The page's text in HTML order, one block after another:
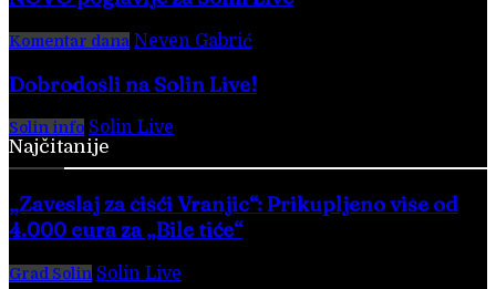
Komentar dana Neven Gabrić
Dobrodošli na Solin Live!
Solin info Solin Live
Najčitanije
„Zaveslaj za čišći Vranjic“: Prikupljeno više od
4.000 eura za „Bile tiće“
Grad Solin Solin Live